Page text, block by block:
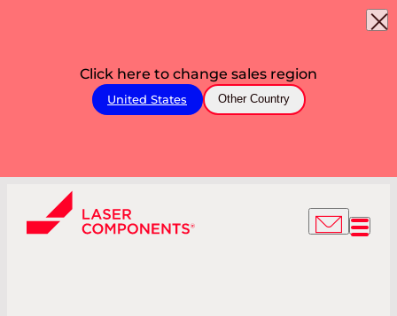
Click here to change sales region
United States Other Country